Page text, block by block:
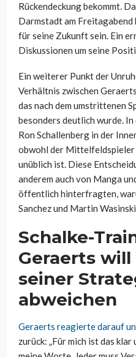
Rückendeckung bekommt.
Darmstadt am Freitagabend
für seine Zukunft sein. Ein
Diskussionen um seine
Ein weiterer Punkt der
Verhältnis zwischen
das nach dem umstrittenen
besonders deutlich wurde.
Ron Schallenberg in der
obwohl der
unüblich ist. Diese
anderem auch von Manga
öffentlich hinterfragten,
Sanchez und Martin
Schalke-
Geraerts
seiner
abweichen
Geraerts reagierte darauf
zurück: „Für mich ist das